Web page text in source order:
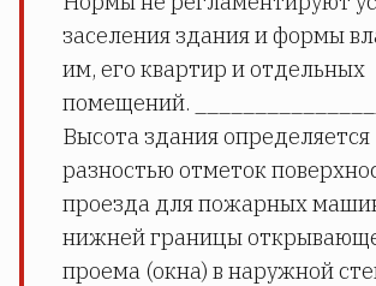
заселения здания и формы
им, его квартир и отдельных
помещений.
Высота здания определяется
разностью отметок
проезда для пожарных
нижней границы
проема (окна) в наружной